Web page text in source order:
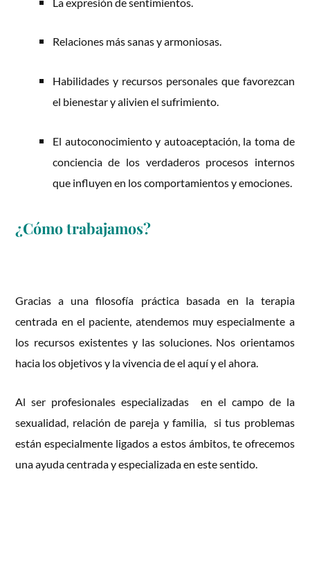
Relaciones más sanas y armoniosas.
Habilidades y recursos personales que favorezcan
el bienestar y alivien el sufrimiento.
El autoconocimiento y autoaceptación, la toma de
conciencia de los verdaderos procesos internos
que influyen en los comportamientos y emociones.
¿Cómo trabajamos?
Gracias a una filosofía práctica basada en la terapia
centrada en el paciente, atendemos muy especialmente a
los recursos existentes y las soluciones. Nos orientamos
hacia los objetivos y la vivencia de el aquí y el ahora.
Al ser profesionales especializadas en el campo de la
sexualidad, relación de pareja y familia, si tus problemas
están especialmente ligados a estos ámbitos, te ofrecemos
una ayuda centrada y especializada en este sentido.